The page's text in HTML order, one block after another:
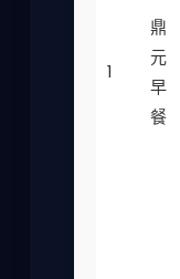
1
鼎
元
早
餐